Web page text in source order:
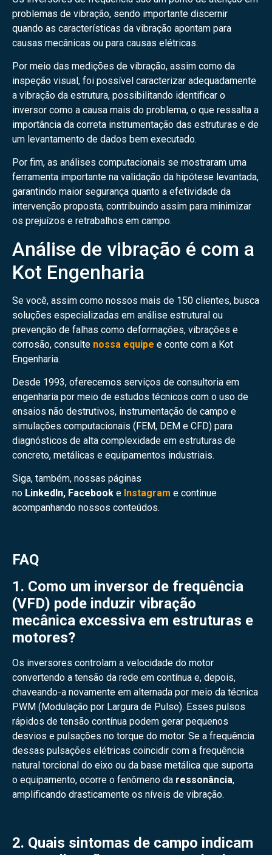
problemas de vibração, sendo importante discernir
quando as características da vibração apontam para
causas mecânicas ou para causas elétricas.
Por meio das medições de vibração, assim como da
inspeção visual, foi possível caracterizar adequadamente
a vibração da estrutura, possibilitando identificar o
inversor como a causa mais do problema, o que ressalta a
importância da correta instrumentação das estruturas e de
um levantamento de dados bem executado.
Por fim, as análises computacionais se mostraram uma
ferramenta importante na validação da hipótese levantada,
garantindo maior segurança quanto a efetividade da
intervenção proposta, contribuindo assim para minimizar
os prejuízos e retrabalhos em campo.
Análise de vibração é com a
Kot Engenharia
Se você, assim como nossos mais de 150 clientes, busca
soluções especializadas em análise estrutural ou
prevenção de falhas como deformações, vibrações e
corrosão, consulte nossa equipe e conte com a Kot
Engenharia.
Desde 1993, oferecemos serviços de consultoria em
engenharia por meio de estudos técnicos com o uso de
ensaios não destrutivos, instrumentação de campo e
simulações computacionais (FEM, DEM e CFD) para
diagnósticos de alta complexidade em estruturas de
concreto, metálicas e equipamentos industriais.
Siga, também, nossas páginas
no LinkedIn, Facebook e Instagram e continue
acompanhando nossos conteúdos.
FAQ
1. Como um inversor de frequência
(VFD) pode induzir vibração
mecânica excessiva em estruturas e
motores?
Os inversores controlam a velocidade do motor
convertendo a tensão da rede em contínua e, depois,
chaveando-a novamente em alternada por meio da técnica
PWM (Modulação por Largura de Pulso). Esses pulsos
rápidos de tensão contínua podem gerar pequenos
desvios e pulsações no torque do motor. Se a frequência
dessas pulsações elétricas coincidir com a frequência
natural torcional do eixo ou da base metálica que suporta
o equipamento, ocorre o fenômeno da ressonância,
amplificando drasticamente os níveis de vibração.
2. Quais sintomas de campo indicam